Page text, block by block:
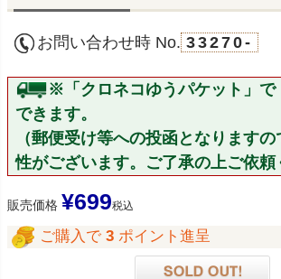
お問い合わせ時 No. 33270-
※「クロネコゆうパケット」
できます。
（郵便受け等への投函となります
性がございます。ご了承の上ご依頼
販売価格 ¥699税込
ご購入で 3 ポイント進呈